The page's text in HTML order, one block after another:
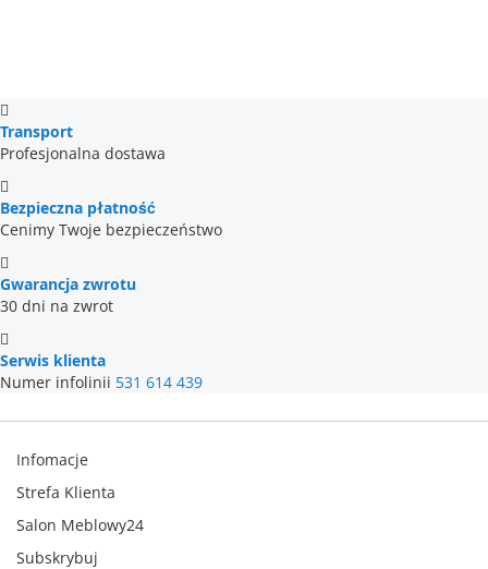
Transport
Profesjonalna dostawa
Bezpieczna płatność
Cenimy Twoje bezpieczeństwo
Gwarancja zwrotu
30 dni na zwrot
Serwis klienta
Numer infolinii 531 614 439
Infomacje
Strefa Klienta
Salon Meblowy24
Subskrybuj